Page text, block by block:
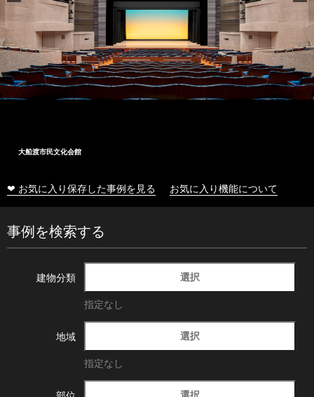
大船渡市民文化会館
❤ お気に入り保存した事例を見る お気に入り機能について
事例を検索する
建物分類 選択
指定なし
地域 選択
指定なし